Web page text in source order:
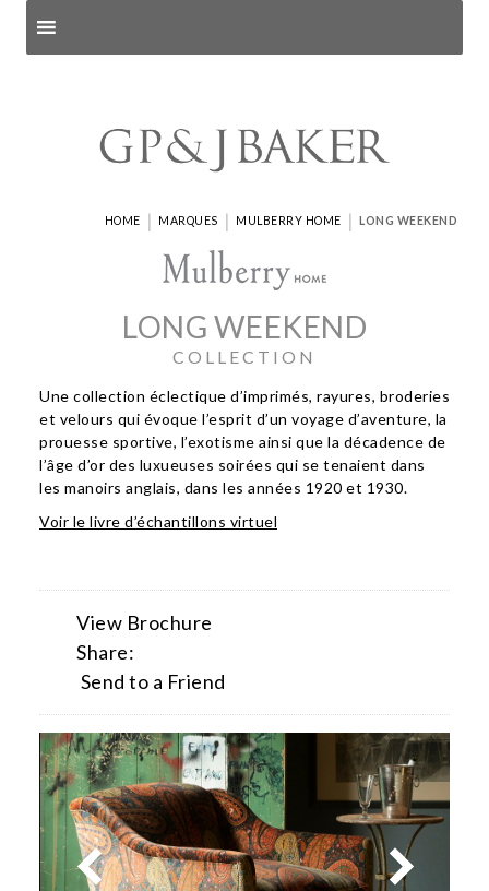
HOME | MARQUES | MULBERRY HOME | LONG WEEKEND
LONG WEEKEND
COLLECTION
Une collection éclectique d’imprimés, rayures, broderies
et velours qui évoque l’esprit d’un voyage d’aventure, la
prouesse sportive, l’exotisme ainsi que la décadence de
l’âge d’or des luxueuses soirées qui se tenaient dans
les manoirs anglais, dans les années 1920 et 1930.
Voir le livre d’échantillons virtuel
View Brochure
Share:
Send to a Friend